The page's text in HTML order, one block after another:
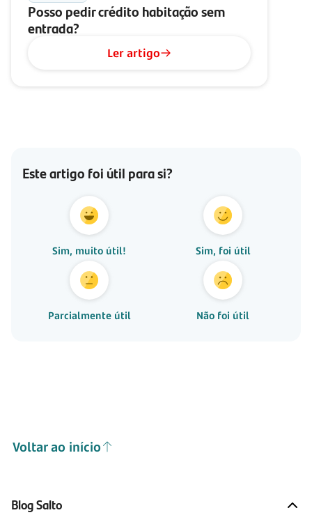
Posso pedir crédito habitação sem
entrada?
Ler artigo
Este artigo foi útil para si?
Sim, muito útil! Sim, foi útil
Parcialmente útil Não foi útil
Voltar ao início
Blog Salto